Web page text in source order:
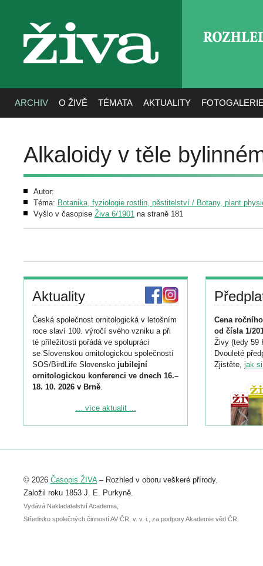
živa
ARCHIV O ŽIVĚ TÉMATA AKTUALITY
Alkaloidy v těle
Autor:
Téma: Botanika, fyziologie rostlin, pěstitelství / Botany, plant
Vyšlo v časopise Živa 6/1901 na straně 181
Aktuality
Česká společnost ornitologická v letošním
roce slaví 100. výročí svého vzniku a při
té příležitosti pořádá ve spolupráci
se Slovenskou ornitologickou společností
SOS/BirdLife Slovensko jubilejní
ornitologickou konferenci ve dnech 16.–
18. 10. 2026 v Brně.
Podrobnější informace ke konferenci
Registrovat se můžete do 6. září.
abstraktu přihlášené přednášky nebo
posteru je už 30. června.
... více aktualit ...
Cena
od čísla 1/
Živy (tedy 59
Dvouleté
Zjistěte, jak
© 2026 Časopis ŽIVA– Rozhled v oboru veškeré přírody.
Založil roku 1853 J. E. Purkyně.
Vydává Nakladatelství Academia,
Středisko společných činností AV ČR, v. v. i., za podpory Akademie věd ČR.